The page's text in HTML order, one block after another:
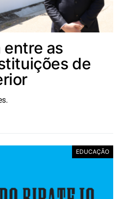
entre as
de
EDUCAÇÃO